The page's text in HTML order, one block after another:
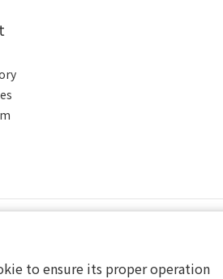
to ensure its proper operation